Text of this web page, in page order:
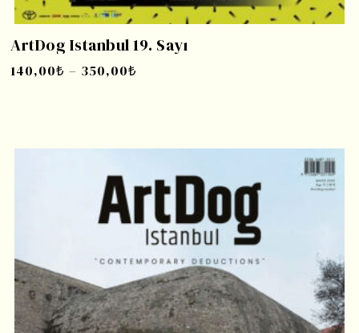
ArtDog Istanbul 19. Sayı
140,00₺ – 350,00₺